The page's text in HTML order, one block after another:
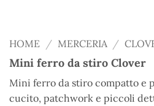
HOME / MERCERIA /
Mini ferro da stiro Clover
Mini ferro da stiro compatto e
cucito, patchwork e piccoli